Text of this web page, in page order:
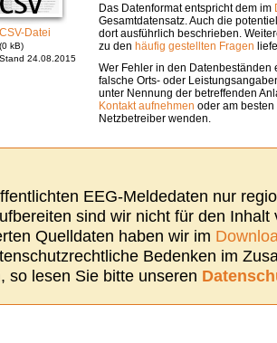
CSV-Datei
(0 kB)
Stand 24.08.2015
Das Datenformat entspricht dem im
Gesamtdatensatz. Auch die
dort ausführlich beschrieben.
zu den häufig gestellten Fragen
Wer Fehler in den Datenbeständen
falsche Orts- oder
unter Nennung der betreffenden
Kontakt aufnehmen oder am
Netzbetreiber wenden.
EEG-Meldedaten nur
sind wir nicht für den Inhalt
Quelldaten haben wir im
Bedenken im
so lesen Sie bitte unseren